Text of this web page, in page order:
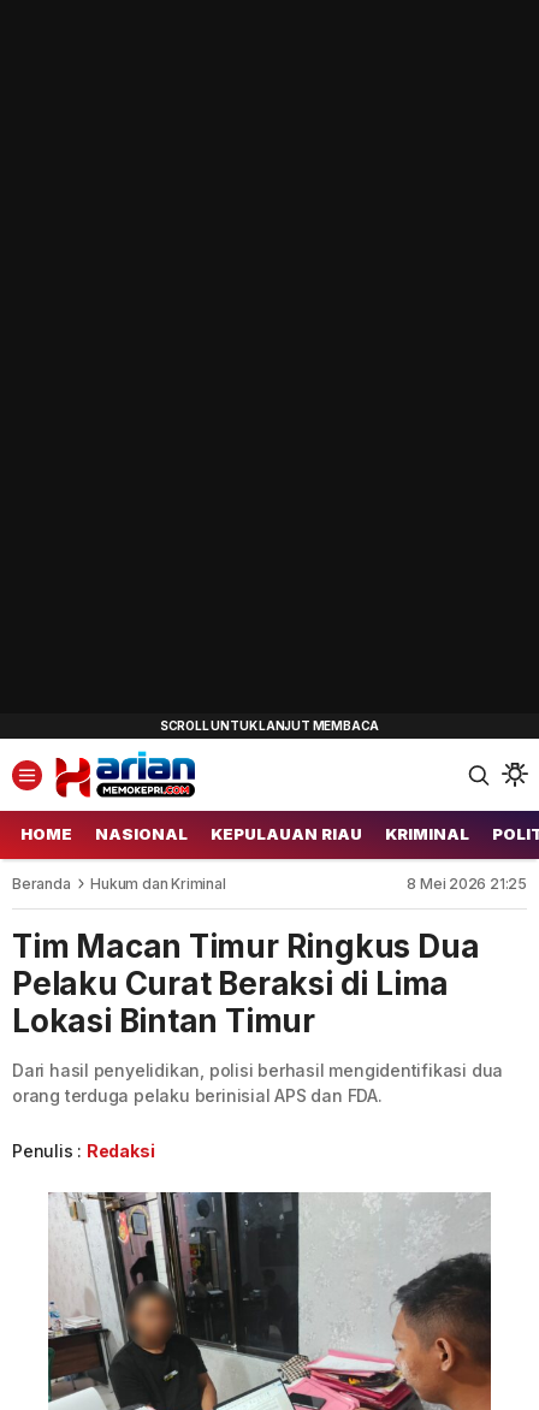
HOME NASIONAL KEPULAUAN RIAU KRIMINAL
Beranda Hukum dan Kriminal 8 Mei 2026 21:25
Tim Macan Timur Ringkus Dua
Pelaku Curat Beraksi di Lima
Lokasi Bintan Timur
Dari hasil penyelidikan, polisi berhasil mengidentifikasi dua
orang terduga pelaku berinisial APS dan FDA.
Penulis : Redaksi